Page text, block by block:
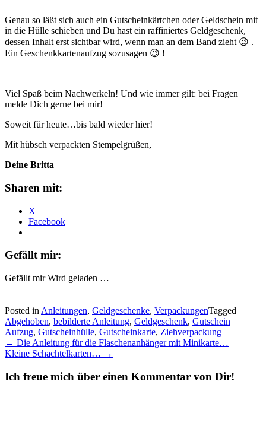
Genau so läßt sich auch ein Gutscheinkärtchen oder Geldschein mit
in die Hülle schieben und Du hast ein raffiniertes Geldgeschenk,
dessen Inhalt erst sichtbar wird, wenn man an dem Band zieht 😉 .
Ein Geschenkkartenaufzug sozusagen 😉 !
Viel Spaß beim Nachwerkeln! Und wie immer gilt: bei Fragen
melde Dich gerne bei mir!
Soweit für heute…bis bald wieder hier!
Mit hübsch verpackten Stempelgrüßen,
Deine Britta
Sharen mit:
X
Facebook
Gefällt mir:
Gefällt mir Wird geladen …
Posted in Anleitungen, Geldgeschenke, VerpackungenTagged
Abgehoben, bebilderte Anleitung, Geldgeschenk, Gutschein
Aufzug, Gutscheinhülle, Gutscheinkarte, Ziehverpackung
Post
navigation
← Die Anleitung für die Flaschenanhänger mit Minikarte…
Kleine Schachtelkarten… →
Ich freue mich über einen Kommentar von Dir!